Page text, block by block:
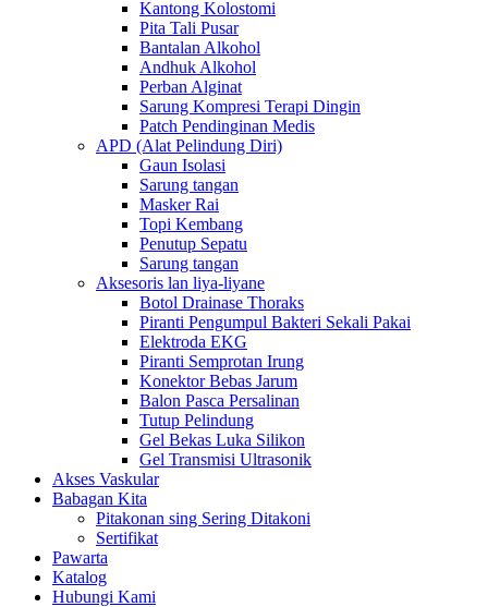
Kantong Kolostomi
Pita Tali Pusar
Bantalan Alkohol
Andhuk Alkohol
Perban Alginat
Sarung Kompresi Terapi Dingin
Patch Pendinginan Medis
APD (Alat Pelindung Diri)
Gaun Isolasi
Sarung tangan
Masker Rai
Topi Kembang
Penutup Sepatu
Sarung tangan
Aksesoris lan liya-liyane
Botol Drainase Thoraks
Piranti Pengumpul Bakteri Sekali Pakai
Elektroda EKG
Piranti Semprotan Irung
Konektor Bebas Jarum
Balon Pasca Persalinan
Tutup Pelindung
Gel Bekas Luka Silikon
Gel Transmisi Ultrasonik
Akses Vaskular
Babagan Kita
Pitakonan sing Sering Ditakoni
Sertifikat
Pawarta
Katalog
Hubungi Kami